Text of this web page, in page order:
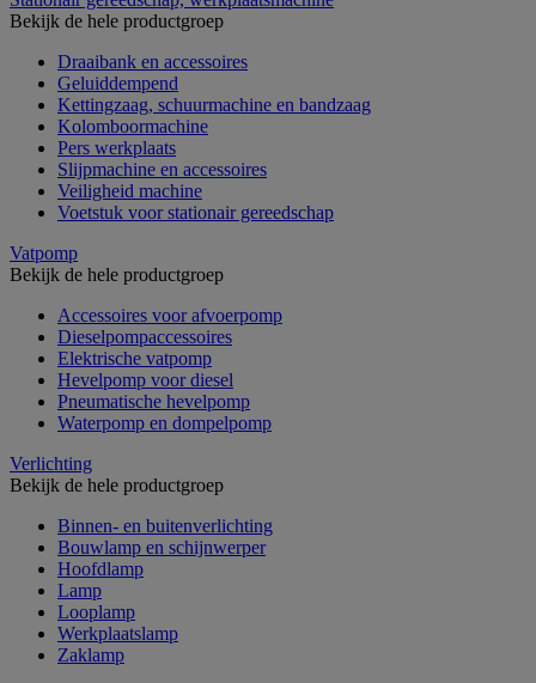
Bekijk de hele productgroep
Draaibank en accessoires
Geluiddempend
Kettingzaag, schuurmachine en bandzaag
Kolomboormachine
Pers werkplaats
Slijpmachine en accessoires
Veiligheid machine
Voetstuk voor stationair gereedschap
Vatpomp
Bekijk de hele productgroep
Accessoires voor afvoerpomp
Dieselpompaccessoires
Elektrische vatpomp
Hevelpomp voor diesel
Pneumatische hevelpomp
Waterpomp en dompelpomp
Verlichting
Bekijk de hele productgroep
Binnen- en buitenverlichting
Bouwlamp en schijnwerper
Hoofdlamp
Lamp
Looplamp
Werkplaatslamp
Zaklamp